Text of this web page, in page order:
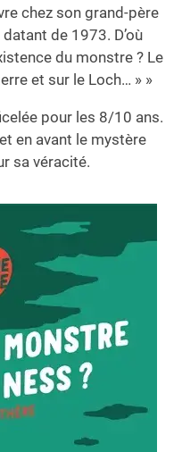
chez son grand-père
de 1973. D’où
du monstre ? Le
et sur le Loch… » »
pour les 8/10 ans.
en avant le mystère
sa véracité.